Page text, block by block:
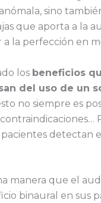
sino
que aporta a la
a la perfección en
los beneficios
del uso de un
no siempre es
detectan
manera que el
binaural en sus